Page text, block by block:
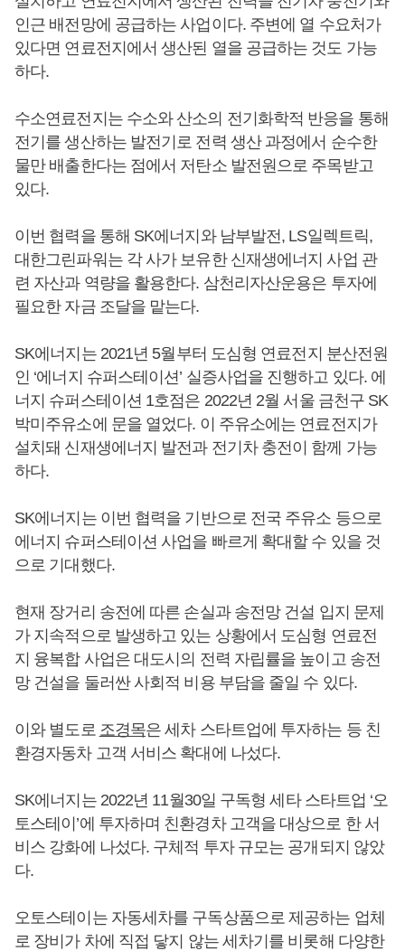
인근 배전망에 공급하는 사업이다. 주변에 열 수요처가
있다면 연료전지에서 생산된 열을 공급하는 것도 가능
하다.
수소연료전지는 수소와 산소의 전기화학적 반응을 통해
전기를 생산하는 발전기로 전력 생산 과정에서 순수한
물만 배출한다는 점에서 저탄소 발전원으로 주목받고
있다.
이번 협력을 통해 SK에너지와 남부발전, LS일렉트릭,
대한그린파워는 각 사가 보유한 신재생에너지 사업 관
련 자산과 역량을 활용한다. 삼천리자산운용은 투자에
필요한 자금 조달을 맡는다.
SK에너지는 2021년 5월부터 도심형 연료전지 분산전원
인 ‘에너지 슈퍼스테이션’ 실증사업을 진행하고 있다. 에
너지 슈퍼스테이션 1호점은 2022년 2월 서울 금천구 SK
박미주유소에 문을 열었다. 이 주유소에는 연료전지가
설치돼 신재생에너지 발전과 전기차 충전이 함께 가능
하다.
SK에너지는 이번 협력을 기반으로 전국 주유소 등으로
에너지 슈퍼스테이션 사업을 빠르게 확대할 수 있을 것
으로 기대했다.
현재 장거리 송전에 따른 손실과 송전망 건설 입지 문제
가 지속적으로 발생하고 있는 상황에서 도심형 연료전
지 융복합 사업은 대도시의 전력 자립률을 높이고 송전
망 건설을 둘러싼 사회적 비용 부담을 줄일 수 있다.
이와 별도로 조경목은 세차 스타트업에 투자하는 등 친
환경자동차 고객 서비스 확대에 나섰다.
SK에너지는 2022년 11월30일 구독형 세타 스타트업 ‘오
토스테이’에 투자하며 친환경차 고객을 대상으로 한 서
비스 강화에 나섰다. 구체적 투자 규모는 공개되지 않았
다.
오토스테이는 자동세차를 구독상품으로 제공하는 업체
로 장비가 차에 직접 닿지 않는 세차기를 비롯해 다양한